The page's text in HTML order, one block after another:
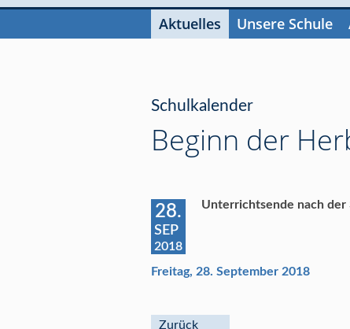
überspringen
Aktuelles Unsere Schule
Schulkalender
Beginn der
28.
SEP
2018
Unterrichtsende nach der
Freitag, 28. September 2018
Zurück